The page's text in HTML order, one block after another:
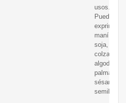
usos.
Puede
exprimir
maní,
soja,
colza,
algodón,
palma,
sésamo,
semillas